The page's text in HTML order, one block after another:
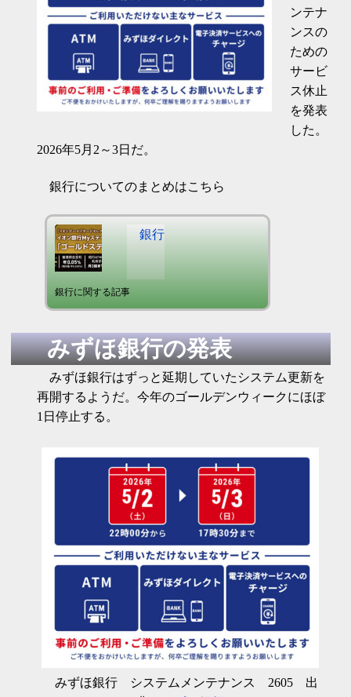
ンテナ
ンスの
ための
サービ
ス休止
を発表
した。
2026年5月2～3日だ。
銀行についてのまとめはこちら
銀行
銀行に関する記事
みずほ銀行の発表
みずほ銀行はずっと延期していたシステム更新を
再開するようだ。今年のゴールデンウィークにほぼ
1日停止する。
みずほ銀行 システムメンテナンス 2605 出